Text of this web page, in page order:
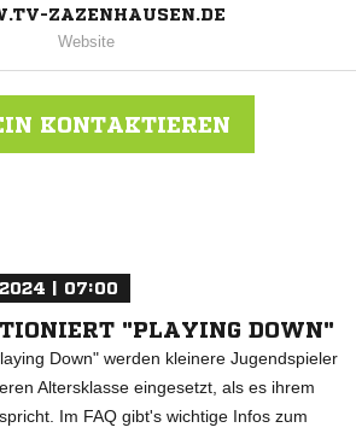
ZAZENHAUSEN.DE
Website
KONTAKTIEREN
| 07:00
"PLAYING DOWN"
Down" werden kleinere Jugendspieler
Altersklasse eingesetzt, als es ihrem
Im FAQ gibt's wichtige Infos zum